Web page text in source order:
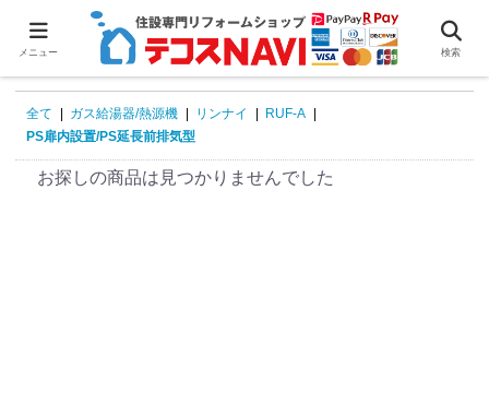
全て ガス給湯器/熱源機 リンナイ RUF-A
PS扉内設置/PS延長前排気型
お探しの商品は見つかりませんでした
メニュー 検索